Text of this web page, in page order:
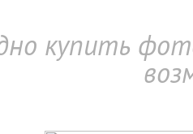
купить